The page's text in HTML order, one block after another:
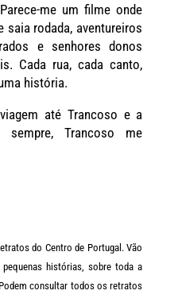
me um filme onde
saia rodada, aventureiros
e senhores donos
Cada rua, cada canto,
história.
até Trancoso e a
Trancoso me
do Centro de Portugal. Vão
histórias, sobre toda a
consultar todos os retratos